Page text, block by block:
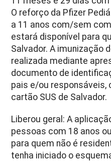
O reforço da Pfizer
a 11 anos com/sem
estará disponível para
Salvador. A imunização
realizada mediante
documento de
pais e/ou responsáveis,
cartão SUS de Salvador.
Liberou geral: A
pessoas com 18 anos
para quem não é
tenha iniciado o